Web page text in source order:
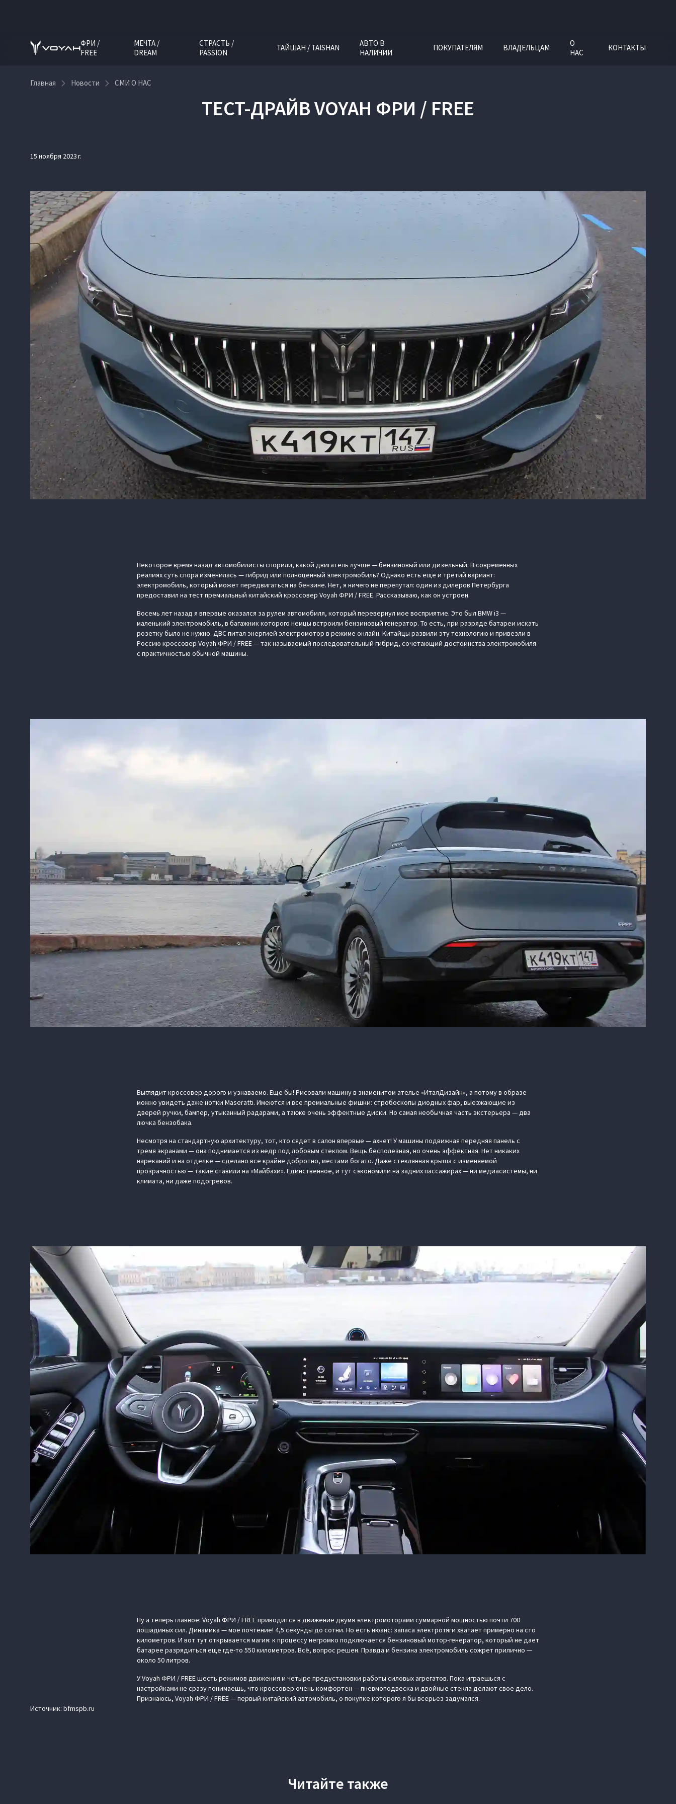
ФРИ /
FREE
МЕЧТА /
DREAM
СТРАСТЬ /
PASSION
ТАЙШАН / TAISHAN
АВТО В
НАЛИЧИИ
ПОКУПАТЕЛЯМ ВЛАДЕЛЬЦАМ
О
НАС
КОНТАКТЫ
Главная Новости СМИ О НАС
ТЕСТ-ДРАЙВ VOYAH ФРИ / FREE
15 ноября 2023 г.
Некоторое время назад автомобилисты спорили, какой двигатель лучше — бензиновый или дизельный. В современных
реалиях суть спора изменилась — гибрид или полноценный электромобиль? Однако есть еще и третий вариант:
электромобиль, который может передвигаться на бензине. Нет, я ничего не перепутал: один из дилеров Петербурга
предоставил на тест премиальный китайский кроссовер Voyah ФРИ / FREE. Рассказываю, как он устроен.
Восемь лет назад я впервые оказался за рулем автомобиля, который перевернул мое восприятие. Это был BMW i3 —
маленький электромобиль, в багажник которого немцы встроили бензиновый генератор. То есть, при разряде батареи искать
розетку было не нужно. ДВС питал энергией электромотор в режиме онлайн. Китайцы развили эту технологию и привезли в
Россию кроссовер Voyah ФРИ / FREE — так называемый последовательный гибрид, сочетающий достоинства электромобиля
с практичностью обычной машины.
Выглядит кроссовер дорого и узнаваемо. Еще бы! Рисовали машину в знаменитом ателье «ИталДизайн», а потому в образе
можно увидеть даже нотки Maseratti. Имеются и все премиальные фишки: стробоскопы диодных фар, выезжающие из
дверей ручки, бампер, утыканный радарами, а также очень эффектные диски. Но самая необычная часть экстерьера — два
лючка бензобака.
Несмотря на стандартную архитектуру, тот, кто сядет в салон впервые — ахнет! У машины подвижная передняя панель с
тремя экранами — она поднимается из недр под лобовым стеклом. Вещь бесполезная, но очень эффектная. Нет никаких
нареканий и на отделке — сделано все крайне добротно, местами богато. Даже стеклянная крыша с изменяемой
прозрачностью — такие ставили на «Майбахи». Единственное, и тут сэкономили на задних пассажирах — ни медиасистемы, ни
климата, ни даже подогревов.
Ну а теперь главное: Voyah ФРИ / FREE приводится в движение двумя электромоторами суммарной мощностью почти 700
лошадиных сил. Динамика — мое почтение! 4,5 секунды до сотни. Но есть нюанс: запаса электротяги хватает примерно на сто
километров. И вот тут открывается магия: к процессу негромко подключается бензиновый мотор-генератор, который не дает
батарее разрядиться еще где-то 550 километров. Всё, вопрос решен. Правда и бензина электромобиль сожрет прилично —
около 50 литров.
У Voyah ФРИ / FREE шесть режимов движения и четыре предустановки работы силовых агрегатов. Пока играешься с
настройками не сразу понимаешь, что кроссовер очень комфортен — пневмоподвеска и двойные стекла делают свое дело.
Признаюсь, Voyah ФРИ / FREE — первый китайский автомобиль, о покупке которого я бы всерьез задумался.
Источник: bfmspb.ru
Читайте также